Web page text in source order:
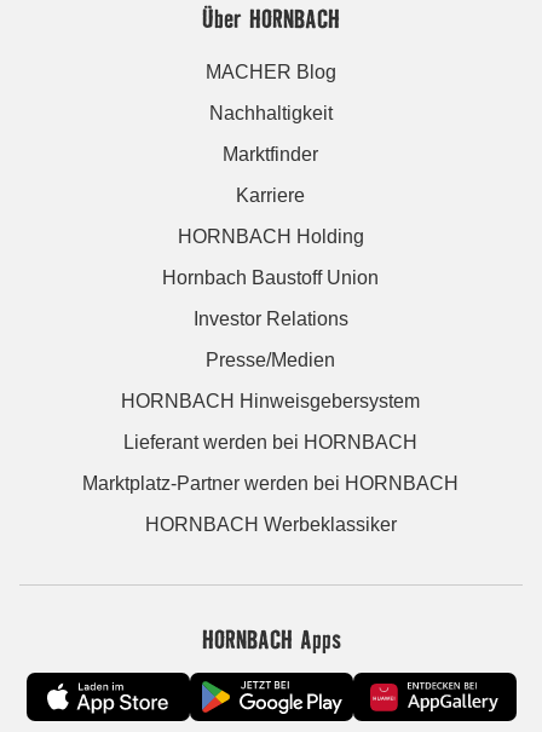
Über HORNBACH
MACHER Blog
Nachhaltigkeit
Marktfinder
Karriere
HORNBACH Holding
Hornbach Baustoff Union
Investor Relations
Presse/Medien
HORNBACH Hinweisgebersystem
Lieferant werden bei HORNBACH
Marktplatz-Partner werden bei HORNBACH
HORNBACH Werbeklassiker
HORNBACH Apps